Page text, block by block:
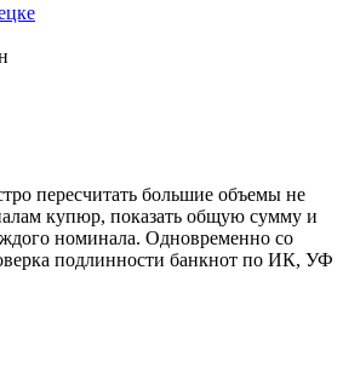
пересчитать большие объемы не
купюр, показать общую сумму и
номинала. Одновременно со
подлинности банкнот по ИК, УФ